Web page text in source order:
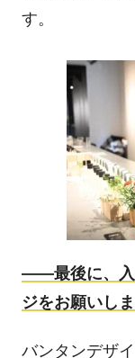
す。
――最後に、
ジをお願いしま
バンタンデザ